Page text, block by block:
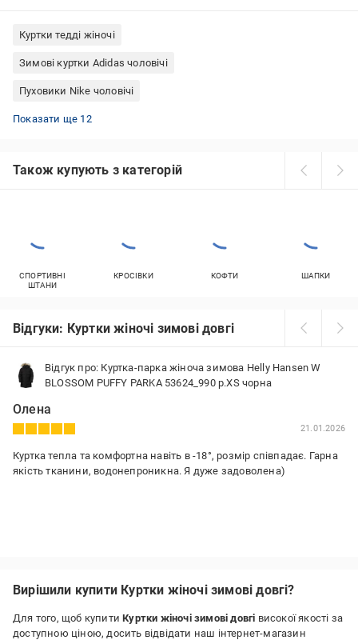
Куртки тедді жіночі
Зимові куртки Adidas чоловічі
Пуховики Nike чоловічі
Куртки зефірка зима
Куртки Columbia чоловічі
Жовті пуховики
Куртки жіночі 74 розміру
Плюшеві куртки жіночі
Куртки жіночі демісезонні Туреччина
Парка для риболовлі
Куртки чоловічі з капюшоном
Чоловічі куртки софтшелл
Куртка Puma чоловіча
Чоловічі куртки Avecs
Вітрівки Nike чоловічі
Показати ще 12
Також купують з категорій
СПОРТИВНІ
ШТАНИ
КРОСІВКИ КОФТИ ШАПКИ
Відгуки: Куртки жіночі зимові довгі
Відгук про: Куртка-парка жіноча зимова Helly Hansen W
BLOSSOM PUFFY PARKA 53624_990 р.XS чорна
Олена
21.01.2026
Куртка тепла та комфортна навіть в -18°, розмір співпадає. Гарна
якість тканини, водонепроникна. Я дуже задоволена)
Вирішили купити Куртки жіночі зимові довгі?
Для того, щоб купитиКуртки жіночі зимові довгі високої якості за
доступною ціною, досить відвідати наш інтернет-магазин